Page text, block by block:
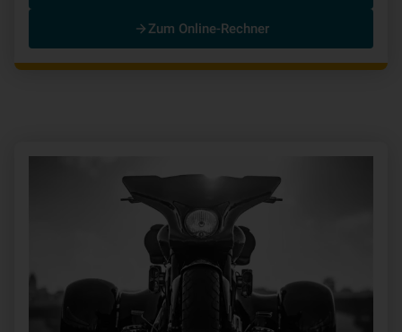
Zum Online-Rechner